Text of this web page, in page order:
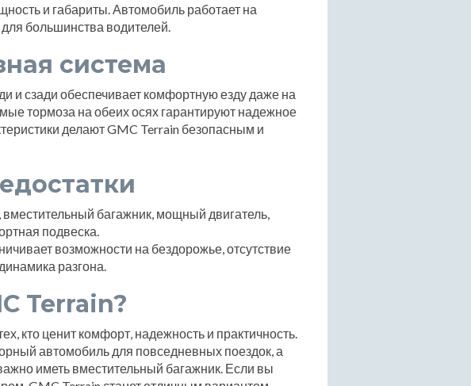
и габариты. Автомобиль работает на
большинства водителей.
система
и сзади обеспечивает комфортную езду даже на
тормоза на обеих осях гарантируют надежное
делают GMC Terrain безопасным и
багажник, мощный двигатель,
подвеска.
возможности на бездорожье, отсутствие
разгона.
Terrain?
кто ценит комфорт, надежность и практичность.
автомобиль для повседневных поездок, а
иметь вместительный багажник. Если вы